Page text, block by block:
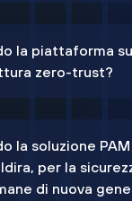
la piattaforma
zero-trust?
la soluzione
per la
di nuova